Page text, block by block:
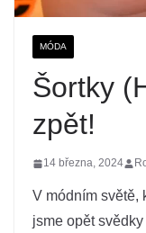
MÓDA
Šortky
zpět!
14 března, 2024
V módním světě,
jsme opět